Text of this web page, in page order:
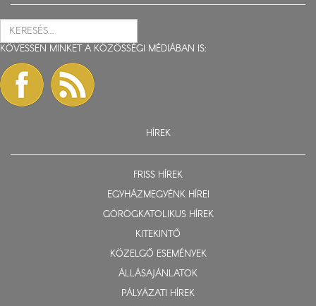
KÖVESSEN MINKET A KÖZÖSSÉGI MÉDIÁBAN IS:
HÍREK
FRISS HÍREK
EGYHÁZMEGYÉNK HÍREI
GÖRÖGKATOLIKUS HÍREK
KITEKINTŐ
KÖZELGŐ ESEMÉNYEK
ÁLLÁSAJÁNLATOK
PÁLYÁZATI HÍREK